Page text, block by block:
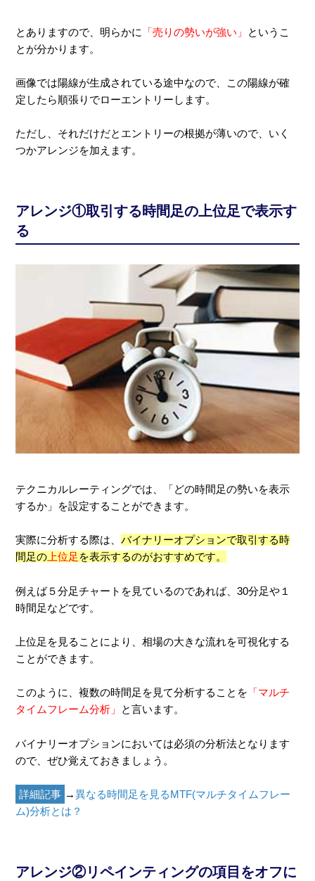
とありますので、明らかに 「売りの勢いが強い」 というこ
とが分かります。
画像では陽線が生成されている途中なので、この陽線が確
定したら順張りでローエントリーします。
ただし、それだけだとエントリーの根拠が薄いので、いく
つかアレンジを加えます。
アレンジ①取引する時間足の上位足で表示す
る
テクニカルレーティングでは、「どの時間足の勢いを表示
するか」を設定することができます。
実際に分析する際は、バイナリーオプションで取引する時
間足の上位足 を表示するのがおすすめです。
例えば５分足チャートを見ているのであれば、30分足や１
時間足などです。
上位足を見ることにより、相場の大きな流れを可視化する
ことができます。
このように、複数の時間足を見て分析することを 「マルチ
タイムフレーム分析」 と言います。
バイナリーオプションにおいては必須の分析法となります
ので、ぜひ覚えておきましょう。
詳細記事 →異なる時間足を見るMTF(マルチタイムフレー
ム)分析とは？
アレンジ②リペインティングの項目をオフに